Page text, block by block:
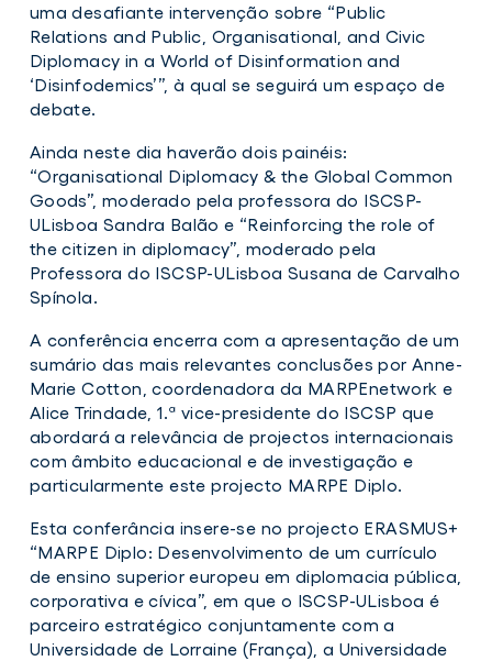
uma desafiante intervenção sobre “Public
Relations and Public, Organisational, and Civic
Diplomacy in a World of Disinformation and
‘Disinfodemics’”, à qual se seguirá um espaço de
debate.
Ainda neste dia haverão dois painéis:
“Organisational Diplomacy & the Global Common
Goods”, moderado pela professora do ISCSP-
ULisboa Sandra Balão e “Reinforcing the role of
the citizen in diplomacy”, moderado pela
Professora do ISCSP-ULisboa Susana de Carvalho
Spínola.
A conferência encerra com a apresentação de um
sumário das mais relevantes conclusões por Anne-
Marie Cotton, coordenadora da MARPEnetwork e
Alice Trindade, 1.ª vice-presidente do ISCSP que
abordará a relevância de projectos internacionais
com âmbito educacional e de investigação e
particularmente este projecto MARPE Diplo.
Esta conferância insere-se no projecto ERASMUS+
“MARPE Diplo: Desenvolvimento de um currículo
de ensino superior europeu em diplomacia pública,
corporativa e cívica”, em que o ISCSP-ULisboa é
parceiro estratégico conjuntamente com a
Universidade de Lorraine (França), a Universidade